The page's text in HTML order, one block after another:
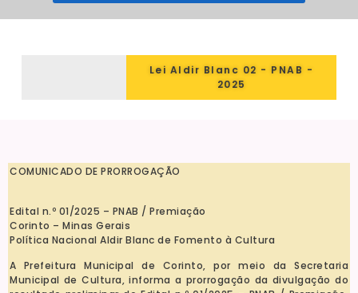
Lei Aldir Blanc 02 - PNAB -
2025
COMUNICADO DE PRORROGAÇÃO
Edital n.º 01/2025 – PNAB / Premiação
Corinto – Minas Gerais
Política Nacional Aldir Blanc de Fomento à Cultura
A Prefeitura Municipal de Corinto, por meio da Secretaria
Municipal de Cultura, informa a prorrogação da divulgação do